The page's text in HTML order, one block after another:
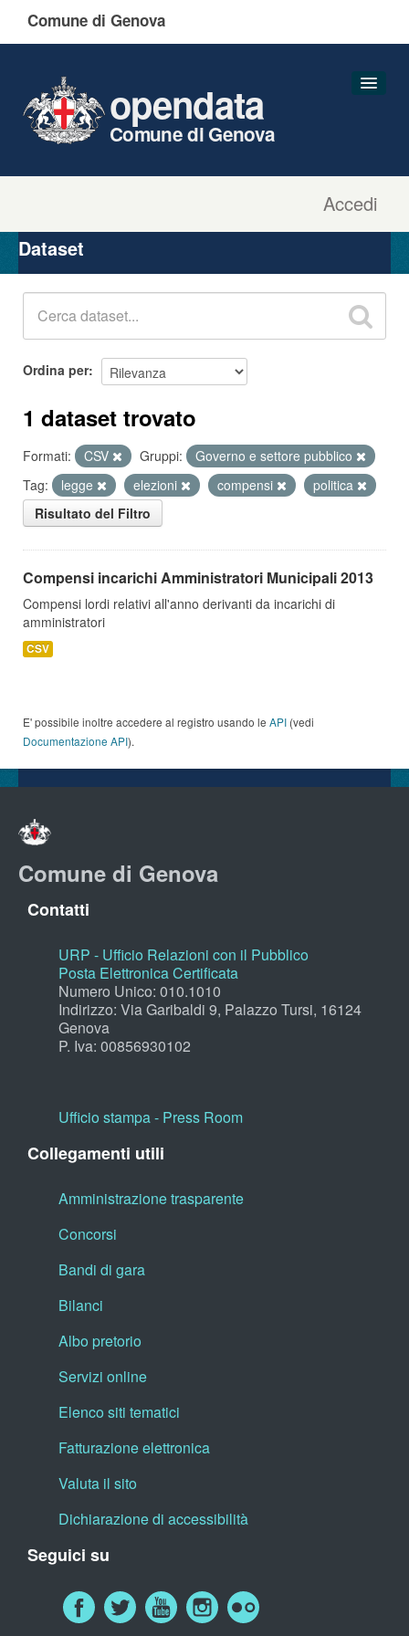
Comune di Genova
Accedi
opendata
Comune di Genova
Organizzazioni
Gruppi
Dataset
Ordina per
1 dataset trovato
Formati: CSV Gruppi:
Governo e settore pubblico
Tag:
legge elezioni compensi
politica
Risultato del Filtro
Compensi incarichi Amministratori Municipali 2013
Compensi lordi relativi all'anno derivanti da incarichi di
amministratori
CSV
E' possibile inoltre accedere al registro usando le API (vedi
Documentazione API).
Comune di Genova
Contatti
URP - Ufficio Relazioni con il Pubblico
Posta Elettronica Certificata
Numero Unico: 010.1010
Indirizzo: Via Garibaldi 9, Palazzo Tursi, 16124
Genova
P. Iva: 00856930102
Ufficio stampa - Press Room
Collegamenti utili
Amministrazione trasparente
Concorsi
Bandi di gara
Bilanci
Albo pretorio
Servizi online
Elenco siti tematici
Fatturazione elettronica
Valuta il sito
Dichiarazione di accessibilità
Seguici su